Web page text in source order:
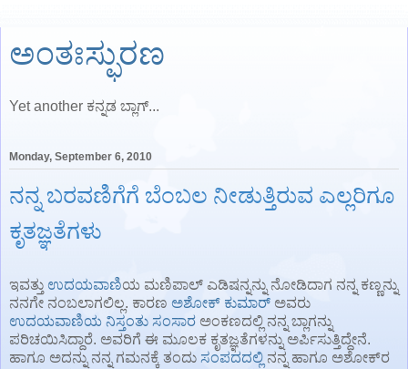
ಅಂತಃಸ್ಫುರಣ
Yet another ಕನ್ನಡ ಬ್ಲಾಗ್...
Monday, September 6, 2010
ನನ್ನ ಬರವಣಿಗೆಗೆ ಬೆಂಬಲ ನೀಡುತ್ತಿರುವ ಎಲ್ಲರಿಗೂ
ಕೃತಜ್ಞತೆಗಳು
ಇವತ್ತು ಉದಯವಾಣಿಯ ಮಣಿಪಾಲ್ ಎಡಿಷನ್ನನ್ನು ನೋಡಿದಾಗ ನನ್ನ ಕಣ್ಣನ್ನು
ನನಗೇ ನಂಬಲಾಗಲಿಲ್ಲ. ಕಾರಣ ಅಶೋಕ್ ಕುಮಾರ್‌ ಅವರು
ಉದಯವಾಣಿಯ ನಿಸ್ತಂತು ಸಂಸಾರ ಅಂಕಣದಲ್ಲಿ ನನ್ನ ಬ್ಲಾಗನ್ನು
ಪರಿಚಯಿಸಿದ್ದಾರೆ. ಅವರಿಗೆ ಈ ಮೂಲಕ ಕೃತಜ್ಞತೆಗಳನ್ನು ಅರ್ಪಿಸುತ್ತಿದ್ದೇನೆ.
ಹಾಗೂ ಅದನ್ನು ನನ್ನ ಗಮನಕ್ಕೆ ತಂದು ಸಂಪದದಲ್ಲಿ ನನ್ನ ಹಾಗೂ ಅಶೋಕ್‌‌ರ